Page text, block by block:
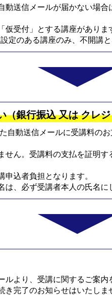
動送信メールが届かない場
仮受付」とする講座がありま
設定のある講座のみ、不開講
（銀行振込 又は クレ
自動送信メールに受講料の
せん。受講料の支払を証明
申込者負担となります。
は、必ず受講者本人の氏名に
ルより、受講に関するご案内
き完了のお知らせはいたしま